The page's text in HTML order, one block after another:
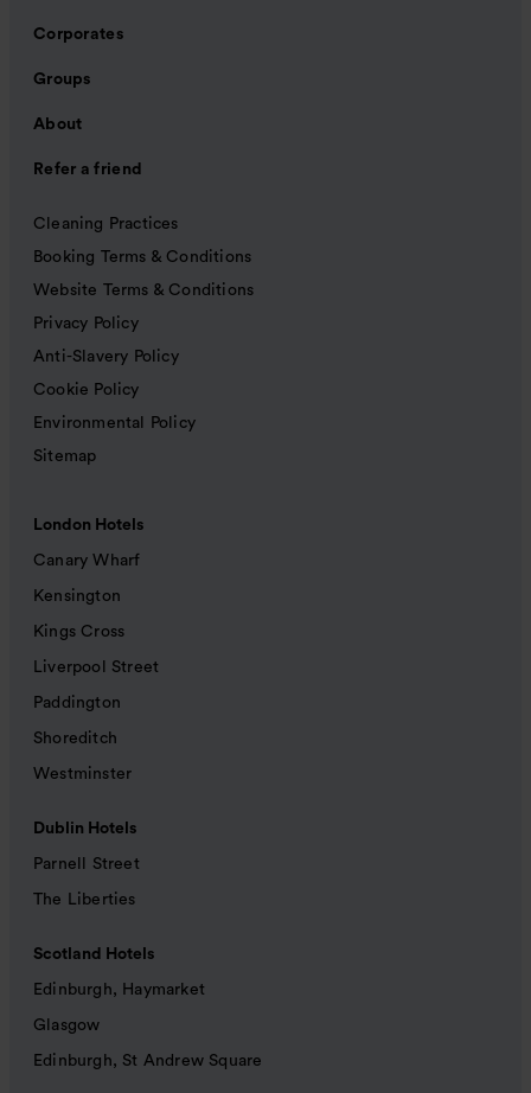
Corporates
Groups
About
Refer a friend
Cleaning Practices
Booking Terms & Conditions
Website Terms & Conditions
Privacy Policy
Anti-Slavery Policy
Cookie Policy
Environmental Policy
Sitemap
London Hotels
Canary Wharf
Kensington
Kings Cross
Liverpool Street
Paddington
Shoreditch
Westminster
Dublin Hotels
Parnell Street
The Liberties
Scotland Hotels
Edinburgh, Haymarket
Glasgow
Edinburgh, St Andrew Square